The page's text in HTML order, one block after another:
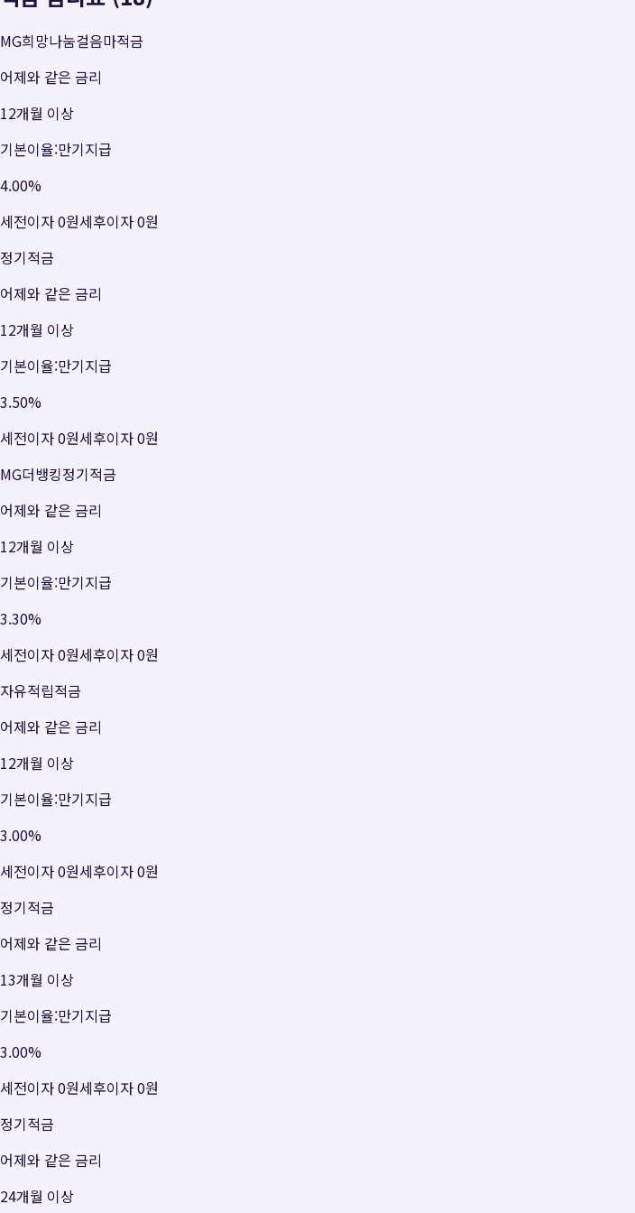
MG희망나눔걸음마적금
어제와 같은 금리
12개월 이상
기본이율:만기지급
4.00%
세전이자0원세후이자0원
정기적금
어제와 같은 금리
12개월 이상
기본이율:만기지급
3.50%
세전이자0원세후이자0원
MG더뱅킹정기적금
어제와 같은 금리
12개월 이상
기본이율:만기지급
3.30%
세전이자0원세후이자0원
자유적립적금
어제와 같은 금리
12개월 이상
기본이율:만기지급
3.00%
세전이자0원세후이자0원
정기적금
어제와 같은 금리
13개월 이상
기본이율:만기지급
3.00%
세전이자0원세후이자0원
정기적금
어제와 같은 금리
24개월 이상